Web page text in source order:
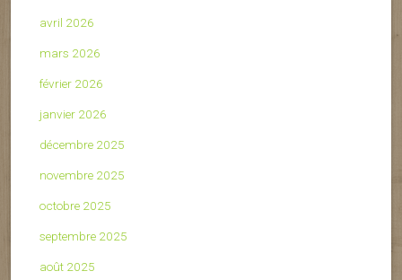
avril 2026
mars 2026
février 2026
janvier 2026
décembre 2025
novembre 2025
octobre 2025
septembre 2025
août 2025